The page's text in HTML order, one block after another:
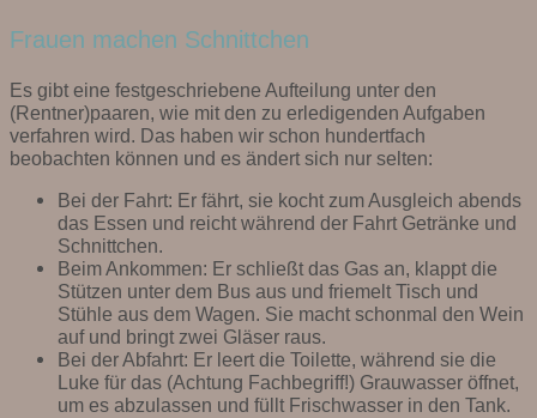
Frauen machen Schnittchen
Es gibt eine festgeschriebene Aufteilung unter den
(Rentner)paaren, wie mit den zu erledigenden Aufgaben
verfahren wird. Das haben wir schon hundertfach
beobachten können und es ändert sich nur selten:
Bei der Fahrt: Er fährt, sie kocht zum Ausgleich abends
das Essen und reicht während der Fahrt Getränke und
Schnittchen.
Beim Ankommen: Er schließt das Gas an, klappt die
Stützen unter dem Bus aus und friemelt Tisch und
Stühle aus dem Wagen. Sie macht schonmal den Wein
auf und bringt zwei Gläser raus.
Bei der Abfahrt: Er leert die Toilette, während sie die
Luke für das (Achtung Fachbegriff!) Grauwasser öffnet,
um es abzulassen und füllt Frischwasser in den Tank.